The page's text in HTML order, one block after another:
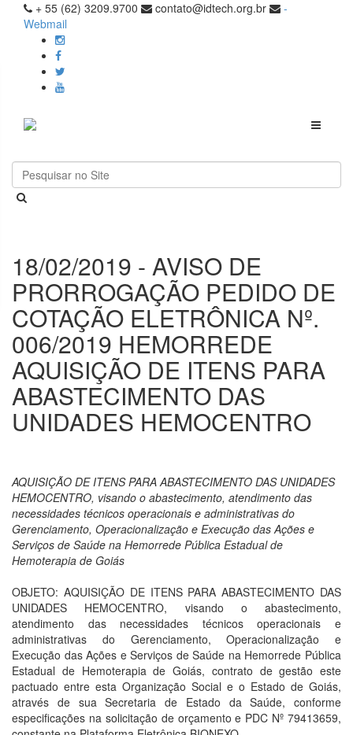
+ 55 (62) 3209.9700 contato@idtech.org.br
-
Webmail
Toggle
18/02/2019 - AVISO DE
PRORROGAÇÃO PEDIDO DE
COTAÇÃO ELETRÔNICA Nº.
006/2019 HEMORREDE
AQUISIÇÃO DE ITENS PARA
ABASTECIMENTO DAS
UNIDADES HEMOCENTRO
AQUISIÇÃO DE ITENS PARA ABASTECIMENTO DAS UNIDADES
HEMOCENTRO, visando o abastecimento, atendimento das
necessidades técnicos operacionais e administrativas do
Gerenciamento, Operacionalização e Execução das Ações e
Serviços de Saúde na Hemorrede Pública Estadual de
Hemoterapia de Goiás
OBJETO: AQUISIÇÃO DE ITENS PARA ABASTECIMENTO DAS
UNIDADES HEMOCENTRO, visando o abastecimento,
atendimento das necessidades técnicos operacionais e
administrativas do Gerenciamento, Operacionalização e
Execução das Ações e Serviços de Saúde na Hemorrede Pública
Estadual de Hemoterapia de Goiás, contrato de gestão este
pactuado entre esta Organização Social e o Estado de Goiás,
através de sua Secretaria de Estado da Saúde, conforme
especificações na solicitação de orçamento e PDC Nº 79413659,